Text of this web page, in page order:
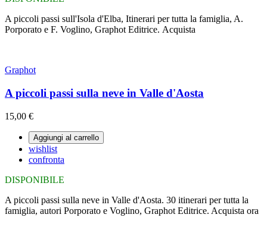
A piccoli passi sull'Isola d'Elba, Itinerari per tutta la famiglia, A.
Porporato e F. Voglino, Graphot Editrice. Acquista
Graphot
A piccoli passi sulla neve in Valle d'Aosta
15,00 €
Aggiungi al carrello
wishlist
confronta
DISPONIBILE
A piccoli passi sulla neve in Valle d'Aosta. 30 itinerari per tutta la
famiglia, autori Porporato e Voglino, Graphot Editrice. Acquista ora